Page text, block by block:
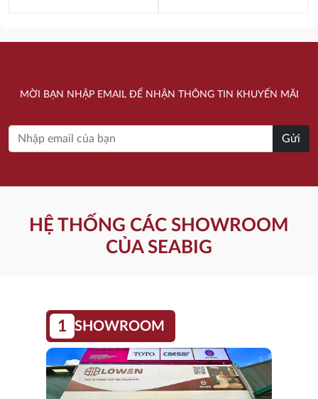
2.204.000 ₫.
1.495.000 ₫.
MỜI BẠN NHẬP EMAIL ĐỂ NHẬN THÔNG TIN KHUYẾN MÃI
Gửi
HỆ THỐNG CÁC SHOWROOM
CỦA SEABIG
1 SHOWROOM